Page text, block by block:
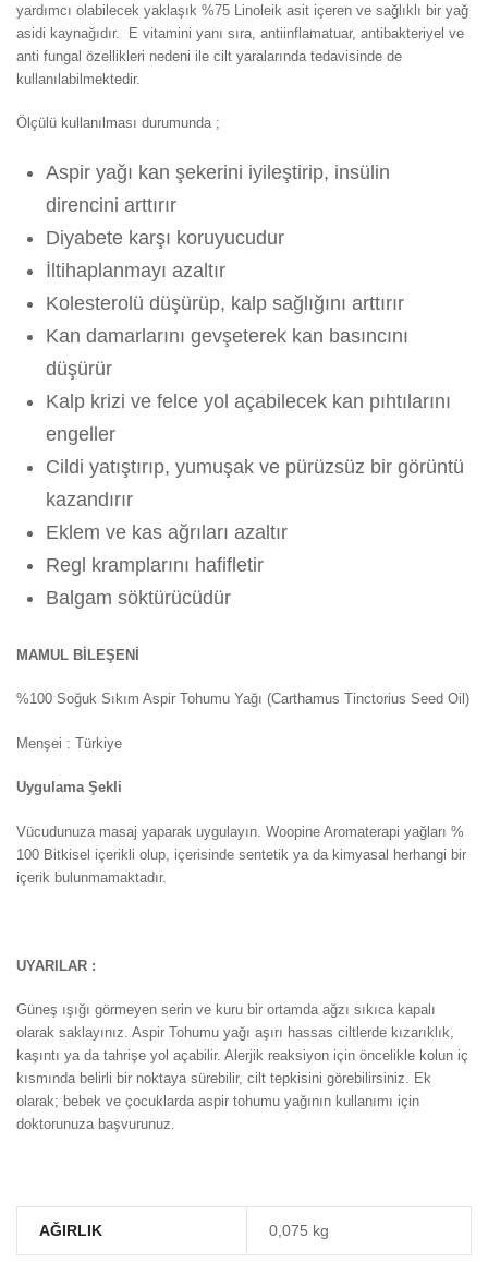
yardımcı olabilecek yaklaşık %75 Linoleik asit içeren ve sağlıklı bir yağ
asidi kaynağıdır. E vitamini yanı sıra, antiinflamatuar, antibakteriyel ve
anti fungal özellikleri nedeni ile cilt yaralarında tedavisinde de
kullanılabilmektedir.
Ölçülü kullanılması durumunda ;
Aspir yağı kan şekerini iyileştirip, insülin
direncini arttırır
Diyabete karşı koruyucudur
İltihaplanmayı azaltır
Kolesterolü düşürüp, kalp sağlığını arttırır
Kan damarlarını gevşeterek kan basıncını
düşürür
Kalp krizi ve felce yol açabilecek kan pıhtılarını
engeller
Cildi yatıştırıp, yumuşak ve pürüzsüz bir görüntü
kazandırır
Eklem ve kas ağrıları azaltır
Regl kramplarını hafifletir
Balgam söktürücüdür
MAMUL BİLEŞENİ
%100 Soğuk Sıkım Aspir Tohumu Yağı (Carthamus Tinctorius Seed Oil)
Menşei : Türkiye
Uygulama Şekli
Vücudunuza masaj yaparak uygulayın. Woopine Aromaterapi yağları %
100 Bitkisel içerikli olup, içerisinde sentetik ya da kimyasal herhangi bir
içerik bulunmamaktadır.
UYARILAR :
Güneş ışığı görmeyen serin ve kuru bir ortamda ağzı sıkıca kapalı
olarak saklayınız. Aspir Tohumu yağı aşırı hassas ciltlerde kızarıklık,
kaşıntı ya da tahrişe yol açabilir. Alerjik reaksiyon için öncelikle kolun iç
kısmında belirli bir noktaya sürebilir, cilt tepkisini görebilirsiniz. Ek
olarak; bebek ve çocuklarda aspir tohumu yağının kullanımı için
doktorunuza başvurunuz.
AĞIRLIK 0,075 kg